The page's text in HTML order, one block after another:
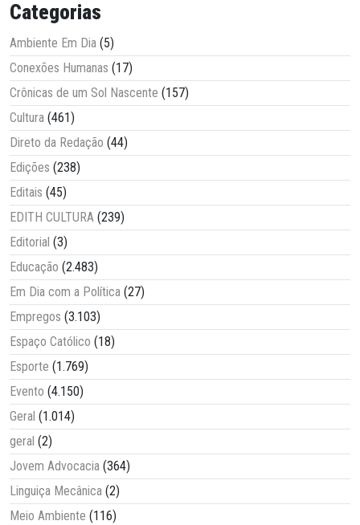
Categorias
Ambiente Em Dia (5)
Conexões Humanas (17)
Crônicas de um Sol Nascente (157)
Cultura (461)
Direto da Redação (44)
Edições (238)
Editais (45)
EDITH CULTURA (239)
Editorial (3)
Educação (2.483)
Em Dia com a Política (27)
Empregos (3.103)
Espaço Católico (18)
Esporte (1.769)
Evento (4.150)
Geral (1.014)
geral (2)
Jovem Advocacia (364)
Linguiça Mecânica (2)
Meio Ambiente (116)